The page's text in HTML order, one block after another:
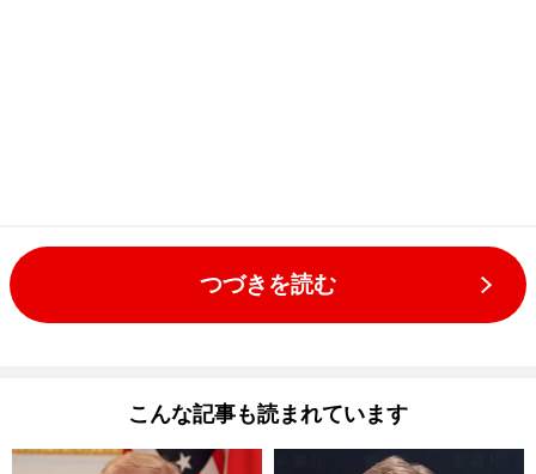
つづきを読む
こんな記事も読まれています